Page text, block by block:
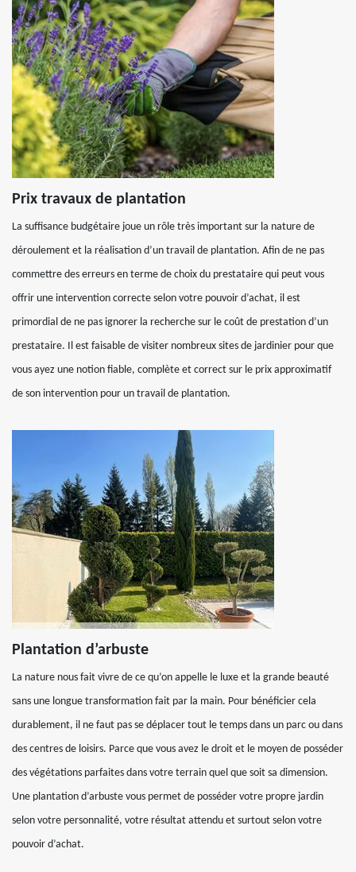
Prix travaux de plantation
La suffisance budgétaire joue un rôle très important sur la nature de
déroulement et la réalisation d’un travail de plantation. Afin de ne pas
commettre des erreurs en terme de choix du prestataire qui peut vous
offrir une intervention correcte selon votre pouvoir d’achat, il est
primordial de ne pas ignorer la recherche sur le coût de prestation d’un
prestataire. Il est faisable de visiter nombreux sites de jardinier pour que
vous ayez une notion fiable, complète et correct sur le prix approximatif
de son intervention pour un travail de plantation.
Plantation d’arbuste
La nature nous fait vivre de ce qu’on appelle le luxe et la grande beauté
sans une longue transformation fait par la main. Pour bénéficier cela
durablement, il ne faut pas se déplacer tout le temps dans un parc ou dans
des centres de loisirs. Parce que vous avez le droit et le moyen de posséder
des végétations parfaites dans votre terrain quel que soit sa dimension.
Une plantation d’arbuste vous permet de posséder votre propre jardin
selon votre personnalité, votre résultat attendu et surtout selon votre
pouvoir d’achat.